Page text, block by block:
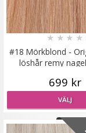
#18 Mörkblond -
löshår remy
★ ★ ★ ★
699 kr
VÄLJ